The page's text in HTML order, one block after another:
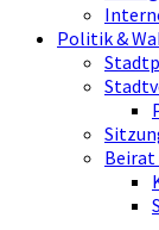
Politik &
Beirat